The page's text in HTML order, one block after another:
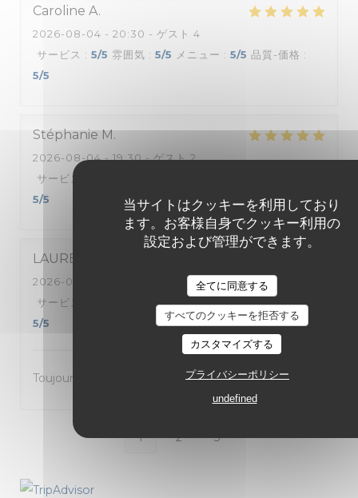
当サイトはクッキーを利用しており
ます。お客様自身でクッキー利用の
設定および管理ができます。
全てに同意する
すべてのクッキーを拒否する
カスタマイズする
プライバシーポリシー
undefined
Caroline A
2026-08-04 - 20:30 - ゲスト 4
サービス : 5/5 雰囲気 : 5/5 メニュー : 5/5 品質-価格 :
5/5
Stéphanie M
2026-08-04- 19:30 - ゲスト 2
サービス
5/5
LAURENCE
2026-07-31
- 12:00 - ゲスト 3
サービス
5/5 メニュー: 5/5 品質-価格:
5/5
Toujours très bon et très accueillant.
1 2 3